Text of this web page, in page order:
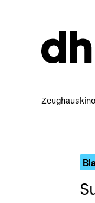
Zeughauskino